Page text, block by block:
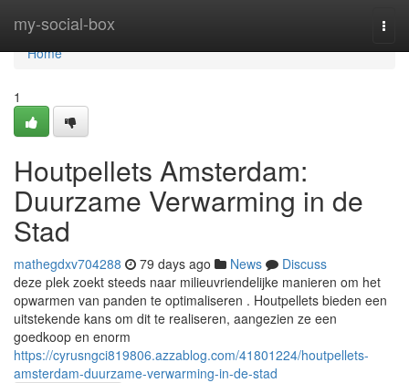
my-social-box
Home
Home
1
Houtpellets Amsterdam:
Duurzame Verwarming in de
Stad
mathegdxv704288 79 days ago News
Discuss
deze plek zoekt steeds naar milieuvriendelijke manieren om het
opwarmen van panden te optimaliseren . Houtpellets bieden een
uitstekende kans om dit te realiseren, aangezien ze een
goedkoop en enorm
https://cyrusngci819806.azzablog.com/41801224/houtpellets-
amsterdam-duurzame-verwarming-in-de-stad